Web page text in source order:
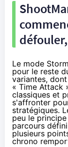
Le mode
pour le reste
variantes,
« Time Attack
classiques et
s'affronter
stratégiques.
peu le
parcours
plusieurs
chrono